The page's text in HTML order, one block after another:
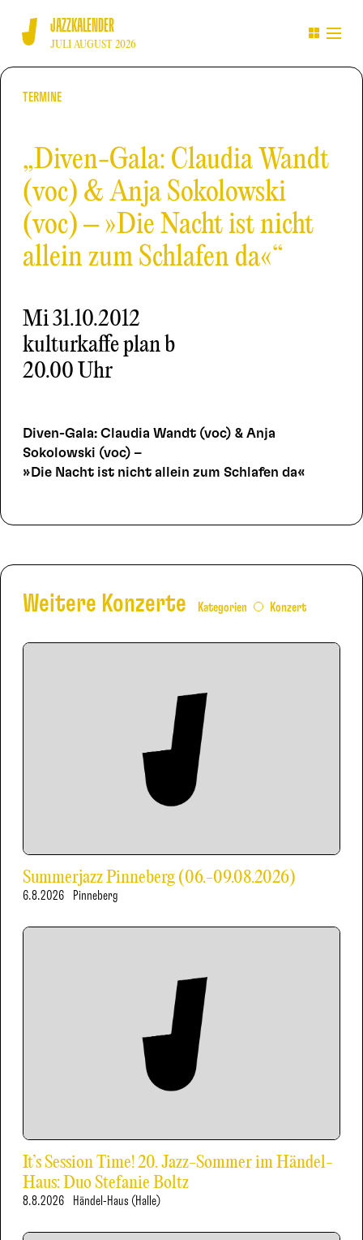
JAZZKALENDER
JULI AUGUST 2026
TERMINE
„Diven-Gala: Claudia Wandt
(voc) & Anja Sokolowski
(voc) – »Die Nacht ist nicht
allein zum Schlafen da«“
Mi31.10.2012
kulturkaffe plan b
20.00 Uhr
Diven-Gala: Claudia Wandt (voc) & Anja
Sokolowski (voc) –
»Die Nacht ist nicht allein zum Schlafen da«
Weitere Konzerte Kategorien Konzert
Summerjazz Pinneberg (06.-09.08.2026)
6.8.2026 Pinneberg
It’s Session Time! 20. Jazz-Sommer im Händel-
Haus: Duo Stefanie Boltz
8.8.2026 Händel-Haus (Halle)